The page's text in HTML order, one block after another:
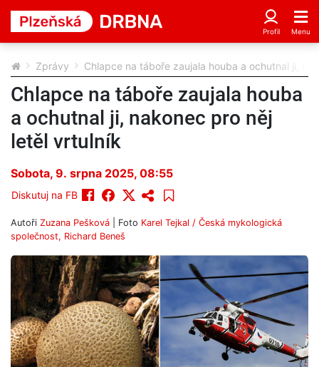
Zprávy Chlapce na táboře zaujala houba a ochutnal ji,
Chlapce na táboře zaujala houba
a ochutnal ji, nakonec pro něj
letěl vrtulník
Sobota, 9. srpna 2025, 08:55
Diskutuj na FB
Autoři Zuzana Pešková | Foto Karel Tejkal / Česká mykologická
společnost, Richard Beneš